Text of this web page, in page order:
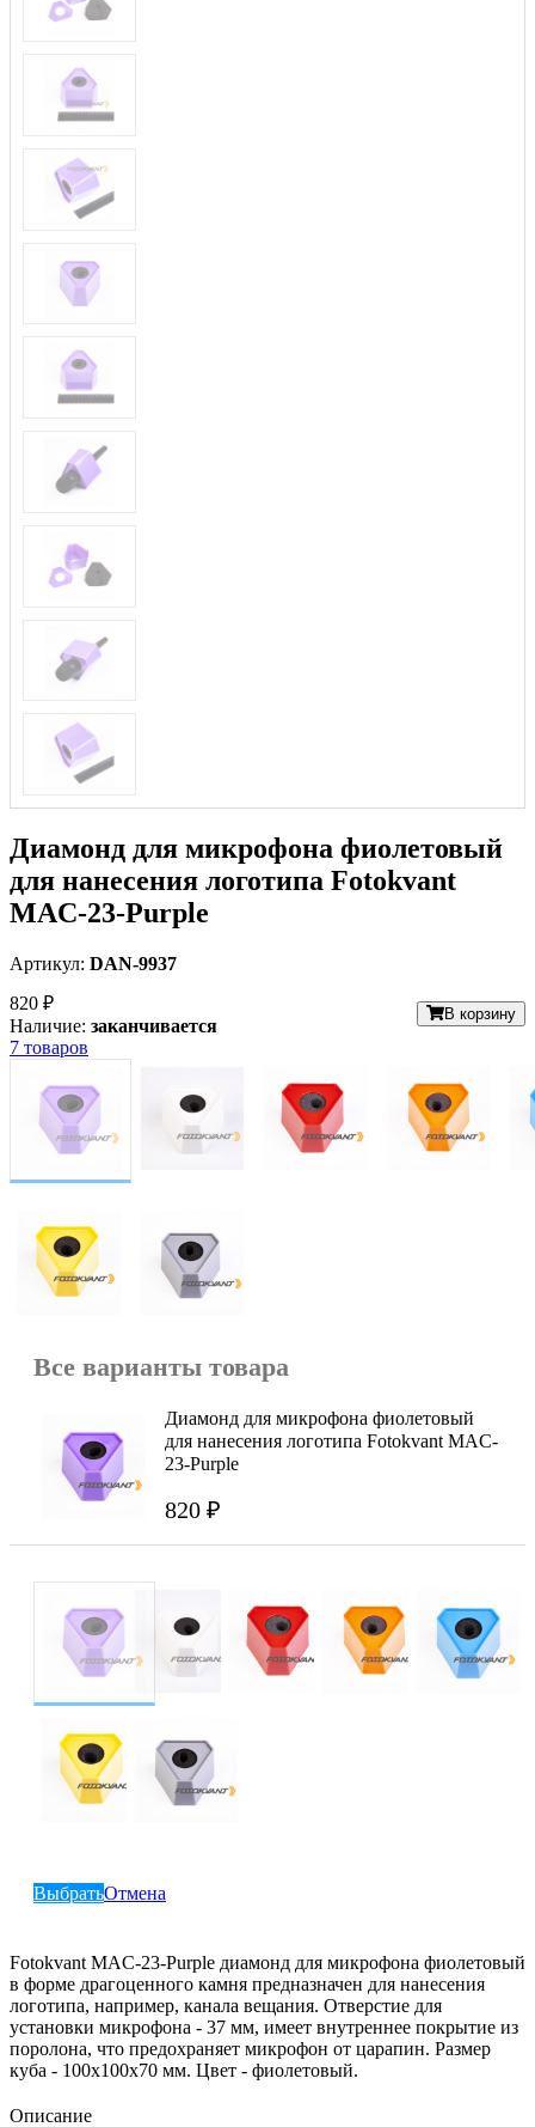
Диамонд для микрофона фиолетовый
для нанесения логотипа Fotokvant
MAC-23-Purple
Артикул: DAN-9937
820 ₽
Наличие: заканчивается
В корзину
7 товаров
Все варианты товара
Диамонд для микрофона фиолетовый
для нанесения логотипа Fotokvant MAC-
23-Purple
820 ₽
ВыбратьОтмена
Fotokvant MAC-23-Purple диамонд для микрофона фиолетовый
в форме драгоценного камня предназначен для нанесения
логотипа, например, канала вещания. Отверстие для
установки микрофона - 37 мм, имеет внутреннее покрытие из
поролона, что предохраняет микрофон от царапин. Размер
куба - 100x100х70 мм. Цвет - фиолетовый.
Описание